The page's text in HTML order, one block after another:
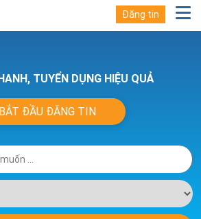
Đăng tin
TUYỂN DỤNG HIỆU QUẢ
BẮT ĐẦU ĐĂNG TIN